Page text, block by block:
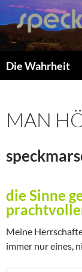
Zum
Inhalt
springen
Die Wahrheit
MAN
die Sinne
Meine
immer nur eines,